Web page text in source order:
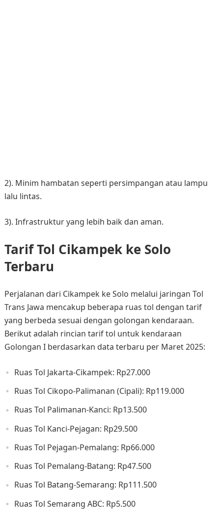
2). Minim hambatan seperti persimpangan atau lampu
lalu lintas.
3). Infrastruktur yang lebih baik dan aman.
Tarif Tol Cikampek ke Solo
Terbaru
Perjalanan dari Cikampek ke Solo melalui jaringan Tol
Trans Jawa mencakup beberapa ruas tol dengan tarif
yang berbeda sesuai dengan golongan kendaraan.
Berikut adalah rincian tarif tol untuk kendaraan
Golongan I berdasarkan data terbaru per Maret 2025:​
Ruas Tol Jakarta-Cikampek: Rp27.000​
Ruas Tol Cikopo-Palimanan (Cipali): Rp119.000​
Ruas Tol Palimanan-Kanci: Rp13.500​
Ruas Tol Kanci-Pejagan: Rp29.500​
Ruas Tol Pejagan-Pemalang: Rp66.000​
Ruas Tol Pemalang-Batang: Rp47.500​
Ruas Tol Batang-Semarang: Rp111.500​
Ruas Tol Semarang ABC: Rp5.500​